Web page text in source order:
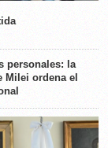
personales: la
Milei ordena el